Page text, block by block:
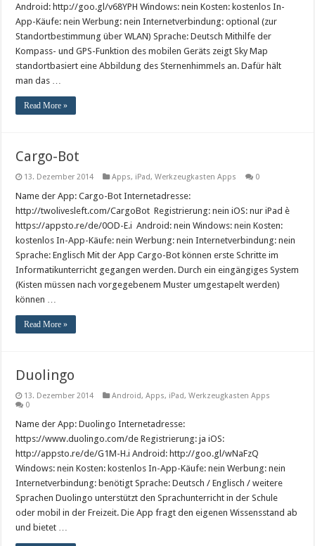
Android: http://goo.gl/v68YPH Windows: nein Kosten: kostenlos In-
App-Käufe: nein Werbung: nein Internetverbindung: optional (zur
Standortbestimmung über WLAN) Sprache: Deutsch Mithilfe der
Kompass- und GPS-Funktion des mobilen Geräts zeigt Sky Map
standortbasiert eine Abbildung des Sternenhimmels an. Dafür hält
man das …
Read More »
Cargo-Bot
13. Dezember 2014 Apps, iPad,Werkzeugkasten Apps 0
Name der App: Cargo-Bot Internetadresse:
http://twolivesleft.com/CargoBot Registrierung: nein iOS: nur iPad è
https://appsto.re/de/0OD-E.i Android: nein Windows: nein Kosten:
kostenlos In-App-Käufe: nein Werbung: nein Internetverbindung: nein
Sprache: Englisch Mit der App Cargo-Bot können erste Schritte im
Informatikunterricht gegangen werden. Durch ein eingängiges System
(Kisten müssen nach vorgegebenem Muster umgestapelt werden)
können …
Read More »
Duolingo
13. Dezember 2014 Android,Apps, iPad,Werkzeugkasten Apps
0
Name der App: Duolingo Internetadresse:
https://www.duolingo.com/de Registrierung: ja iOS:
http://appsto.re/de/G1M-H.i Android: http://goo.gl/wNaFzQ
Windows: nein Kosten: kostenlos In-App-Käufe: nein Werbung: nein
Internetverbindung: benötigt Sprache: Deutsch / Englisch / weitere
Sprachen Duolingo unterstützt den Sprachunterricht in der Schule
oder mobil in der Freizeit. Die App fragt den eigenen Wissensstand ab
und bietet …